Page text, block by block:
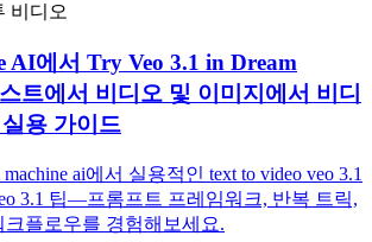
비디오
AI에서 Try Veo 3.1 in Dream
트에서 비디오 및 이미지에서 비디
용 가이드
machine ai에서 실용적인 text to video veo 3.1
3.1 팁—프롬프트 프레임워크, 반복 트릭,
크플로우를 경험해보세요.